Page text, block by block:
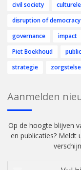
civil society
disruption of democracy
governance
impact
Piet Boekhoud
strategie
Aanmelden
Op de hoogte blijven
en publicaties? Meldt